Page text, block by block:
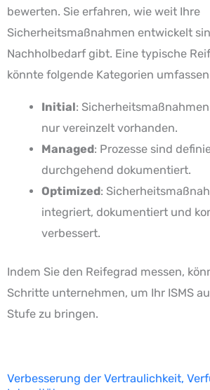
bewerten. Sie erfahren, wie weit Ihre
Sicherheitsmaßnahmen entwickelt
Nachholbedarf gibt. Eine typische
könnte folgende Kategorien
Initial:
nur vereinzelt vorhanden.
Managed: Prozesse sind
durchgehend dokumentiert.
Optimized:
integriert, dokumentiert und
verbessert.
Indem Sie den Reifegrad messen,
Schritte unternehmen, um Ihr ISMS
Stufe zu bringen.
Verbesserung der Vertraulichkeit,